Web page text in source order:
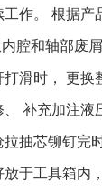
作。 根据产
腔和轴部废
滑时， 更换
补充加注液
拉抽芯铆钉完
于工具箱内